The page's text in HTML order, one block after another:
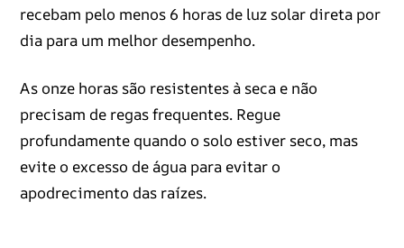
recebam pelo menos 6 horas de luz solar direta por
dia para um melhor desempenho.
As onze horas são resistentes à seca e não
precisam de regas frequentes. Regue
profundamente quando o solo estiver seco, mas
evite o excesso de água para evitar o
apodrecimento das raízes.